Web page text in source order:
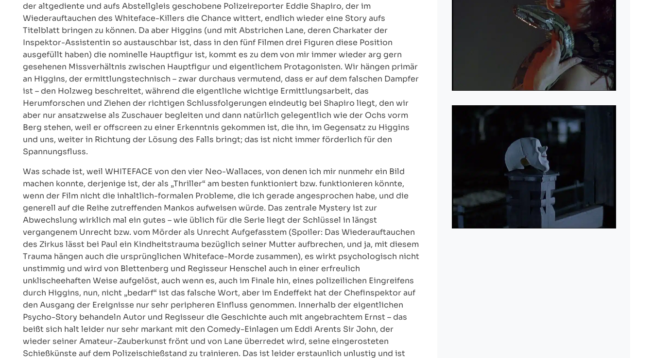
der altgediente und aufs Abstellgleis geschobene Polizeireporter Eddie Shapiro, der im
Wiederauftauchen des Whiteface-Killers die Chance wittert, endlich wieder eine Story aufs
Titelblatt bringen zu können. Da aber Higgins (und mit Abstrichen Lane, deren Charkater der
Inspektor-Assistentin so austauschbar ist, dass in den fünf Filmen drei Figuren diese Position
ausgefüllt haben) die nominelle Hauptfigur ist, kommt es zu dem von mir immer wieder arg gern
gesehenen Missverhältnis zwischen Hauptfigur und eigentlichem Protagonisten. Wir hängen primär
an Higgins, der ermittlungstechnisch – zwar durchaus vermutend, dass er auf dem falschen Dampfer
ist – den Holzweg beschreitet, während die eigentliche wichtige Ermittlungsarbeit, das
Herumforschen und Ziehen der richtigen Schlussfolgerungen eindeutig bei Shapiro liegt, den wir
aber nur ansatzweise als Zuschauer begleiten und dann natürlich gelegentlich wie der Ochs vorm
Berg stehen, weil er offscreen zu einer Erkenntnis gekommen ist, die ihn, im Gegensatz zu Higgins
und uns, weiter in Richtung der Lösung des Falls bringt; das ist nicht immer förderlich für den
Spannungsfluss.
Was schade ist, weil WHITEFACE von den vier Neo-Wallaces, von denen ich mir nunmehr ein Bild
machen konnte, derjenige ist, der als „Thriller“ am besten funktioniert bzw. funktionieren könnte,
wenn der Film nicht die inhaltlich-formalen Probleme, die ich gerade angesprochen habe, und die
generell auf die Reihe zutreffenden Mankos aufweisen würde. Das zentrale Mystery ist zur
Abwechslung wirklich mal ein gutes – wie üblich für die Serie liegt der Schlüssel in längst
vergangenem Unrecht bzw. vom Mörder als Unrecht Aufgefasstem (Spoiler: Das Wiederauftauchen
des Zirkus lässt bei Paul ein Kindheitstrauma bezüglich seiner Mutter aufbrechen, und ja, mit diesem
Trauma hängen auch die ursprünglichen Whiteface-Morde zusammen), es wirkt psychologisch nicht
unstimmig und wird von Blettenberg und Regisseur Henschel auch in einer erfreulich
unklischeehaften Weise aufgelöst, auch wenn es, auch im Finale hin, eines polizeilichen Eingreifens
durch Higgins, nun, nicht „bedarf“ ist das falsche Wort, aber im Endeffekt hat der Chefinspektor auf
den Ausgang der Ereignisse nur sehr peripheren Einfluss genommen. Innerhalb der eigentlichen
Psycho-Story behandeln Autor und Regisseur die Geschichte auch mit angebrachtem Ernst – das
beißt sich halt leider nur sehr markant mit den Comedy-Einlagen um Eddi Arents Sir John, der
wieder seiner Amateur-Zauberkunst frönt und von Lane überredet wird, seine eingerosteten
Schießkünste auf dem Polizeischießstand zu trainieren. Das ist leider erstaunlich unlustig und ist